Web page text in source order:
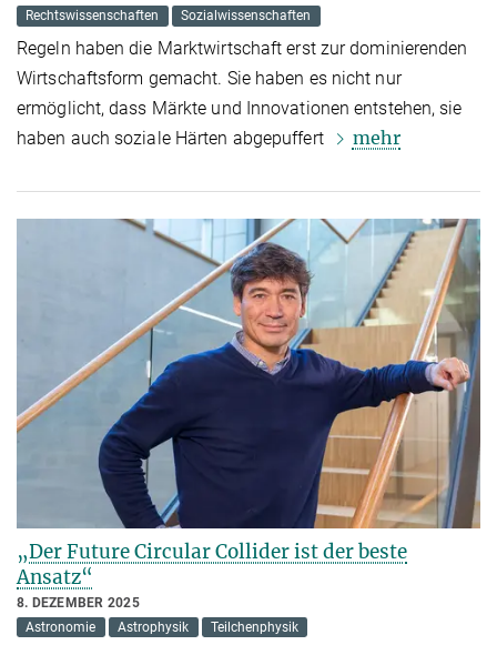
Rechtswissenschaften
Sozialwissenschaften
Regeln haben die Marktwirtschaft erst zur dominierenden
Wirtschaftsform gemacht. Sie haben es nicht nur
ermöglicht, dass Märkte und Innovationen entstehen, sie
haben auch soziale Härten abgepuffert
mehr
„Der Future Circular Collider ist der beste
Ansatz“
8. DEZEMBER 2025
Astronomie
Astrophysik Teilchenphysik